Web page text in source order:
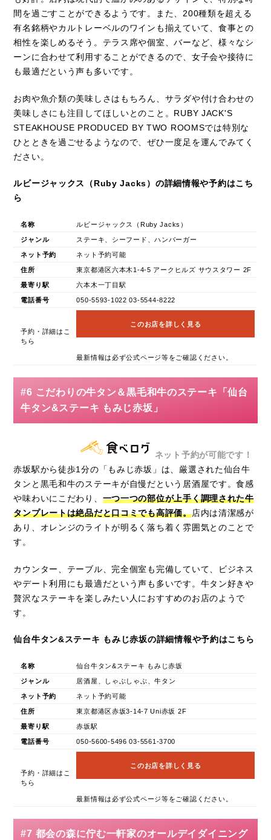
間を過ごすことができるようです。また、200種類を超える
有名銘柄やカルトレーベルのワインも揃えていて、食事との
相性を楽しめるそう。テラス席や個室、バーなど、様々なシ
ーンに合わせて利用することができるので、女子会や接待に
も最適だという声も多いです。
お肉や魚介類の美味しさはもちろん、サラダや付け合わせの
美味しさにも注目してほしいとのこと。RUBY JACK'S
STEAKHOUSE PRODUCED BY TWO ROOMSでは特別な
ひとときを過ごせるようなので、ぜひ一度足を運んでみてく
ださい。
ルビージャックス（Ruby Jacks）の詳細情報や予約はこち
ら
名称 ルビージャックス（Ruby Jacks）
ジャンル ステーキ、シーフード、ハンバーガー
ネット予約 ネット予約可能
住所 東京都港区六本木1-4-5 アークヒルズ サウスタワー 2F
最寄り駅 六本木一丁目駅
電話番号 050-5593-1022 03-5544-8222
予約・詳細はこ
ちら
このお店を詳しく見る
最新情報は必ず公式ページ等をご確認ください。
#6 こだわりの牛タン＆黒毛和牛のステーキ「仙台
牛タン&ステーキ もみじ赤坂」
ネット予約が可能です！
赤坂駅から徒歩1分の「もみじ赤坂」は、厳選された仙台牛
タンと黒毛和牛のステーキが自慢だという居酒屋です。食感
や味わいにこだわり、 一つ一つの部位が上手く調理された牛
タンプレートは絶品だと口コミでも高評価。店内は清潔感が
あり、オレンジのライトが明るく落ち着く雰囲気とのことで
す。
カウンター、テーブル、完全個室も完備していて、ビジネス
やデート利用にも最適だという声も多いです。牛タン好きや
贅沢なステーキを楽しみたい人におすすめのお店のようで
す。
仙台牛タン&ステーキ もみじ赤坂の詳細情報や予約はこちら
名称 仙台牛タン&ステーキ もみじ赤坂
ジャンル 居酒屋、しゃぶしゃぶ、牛タン
ネット予約 ネット予約可能
住所 東京都港区赤坂3-14-7 Uni赤坂 2F
最寄り駅 赤坂駅
電話番号 050-5600-5496 03-5561-3700
予約・詳細はこ
ちら
このお店を詳しく見る
最新情報は必ず公式ページ等をご確認ください。
#7 都会の森に佇む一軒家のオールデイダイニング